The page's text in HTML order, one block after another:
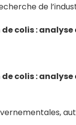
de
colis :
colis : analyse